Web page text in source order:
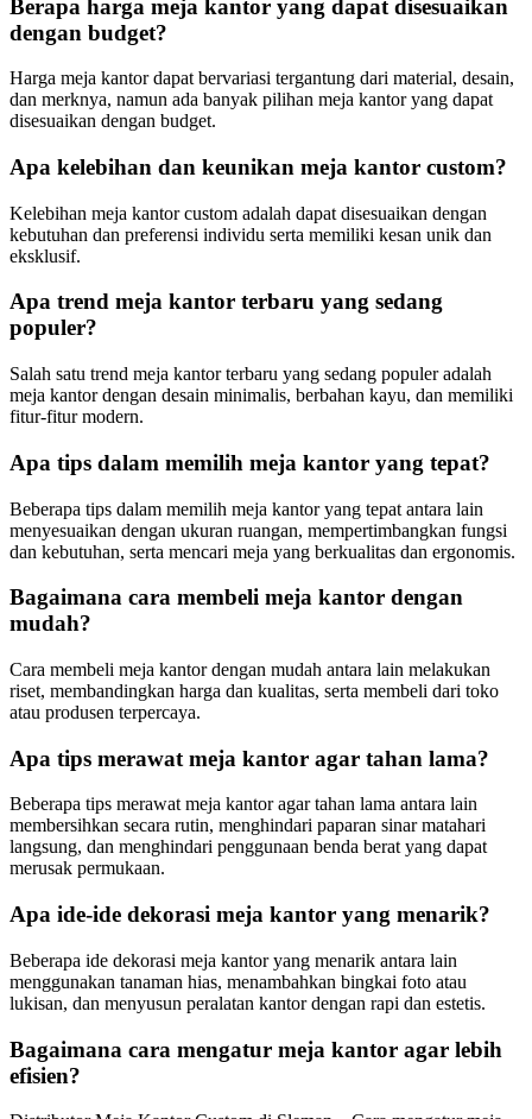
Berapa harga meja kantor yang dapat disesuaikan
dengan budget?
Harga meja kantor dapat bervariasi tergantung dari material, desain,
dan merknya, namun ada banyak pilihan meja kantor yang dapat
disesuaikan dengan budget.
Apa kelebihan dan keunikan meja kantor custom?
Kelebihan meja kantor custom adalah dapat disesuaikan dengan
kebutuhan dan preferensi individu serta memiliki kesan unik dan
eksklusif.
Apa trend meja kantor terbaru yang sedang
populer?
Salah satu trend meja kantor terbaru yang sedang populer adalah
meja kantor dengan desain minimalis, berbahan kayu, dan memiliki
fitur-fitur modern.
Apa tips dalam memilih meja kantor yang tepat?
Beberapa tips dalam memilih meja kantor yang tepat antara lain
menyesuaikan dengan ukuran ruangan, mempertimbangkan fungsi
dan kebutuhan, serta mencari meja yang berkualitas dan ergonomis.
Bagaimana cara membeli meja kantor dengan
mudah?
Cara membeli meja kantor dengan mudah antara lain melakukan
riset, membandingkan harga dan kualitas, serta membeli dari toko
atau produsen terpercaya.
Apa tips merawat meja kantor agar tahan lama?
Beberapa tips merawat meja kantor agar tahan lama antara lain
membersihkan secara rutin, menghindari paparan sinar matahari
langsung, dan menghindari penggunaan benda berat yang dapat
merusak permukaan.
Apa ide-ide dekorasi meja kantor yang menarik?
Beberapa ide dekorasi meja kantor yang menarik antara lain
menggunakan tanaman hias, menambahkan bingkai foto atau
lukisan, dan menyusun peralatan kantor dengan rapi dan estetis.
Bagaimana cara mengatur meja kantor agar lebih
efisien?